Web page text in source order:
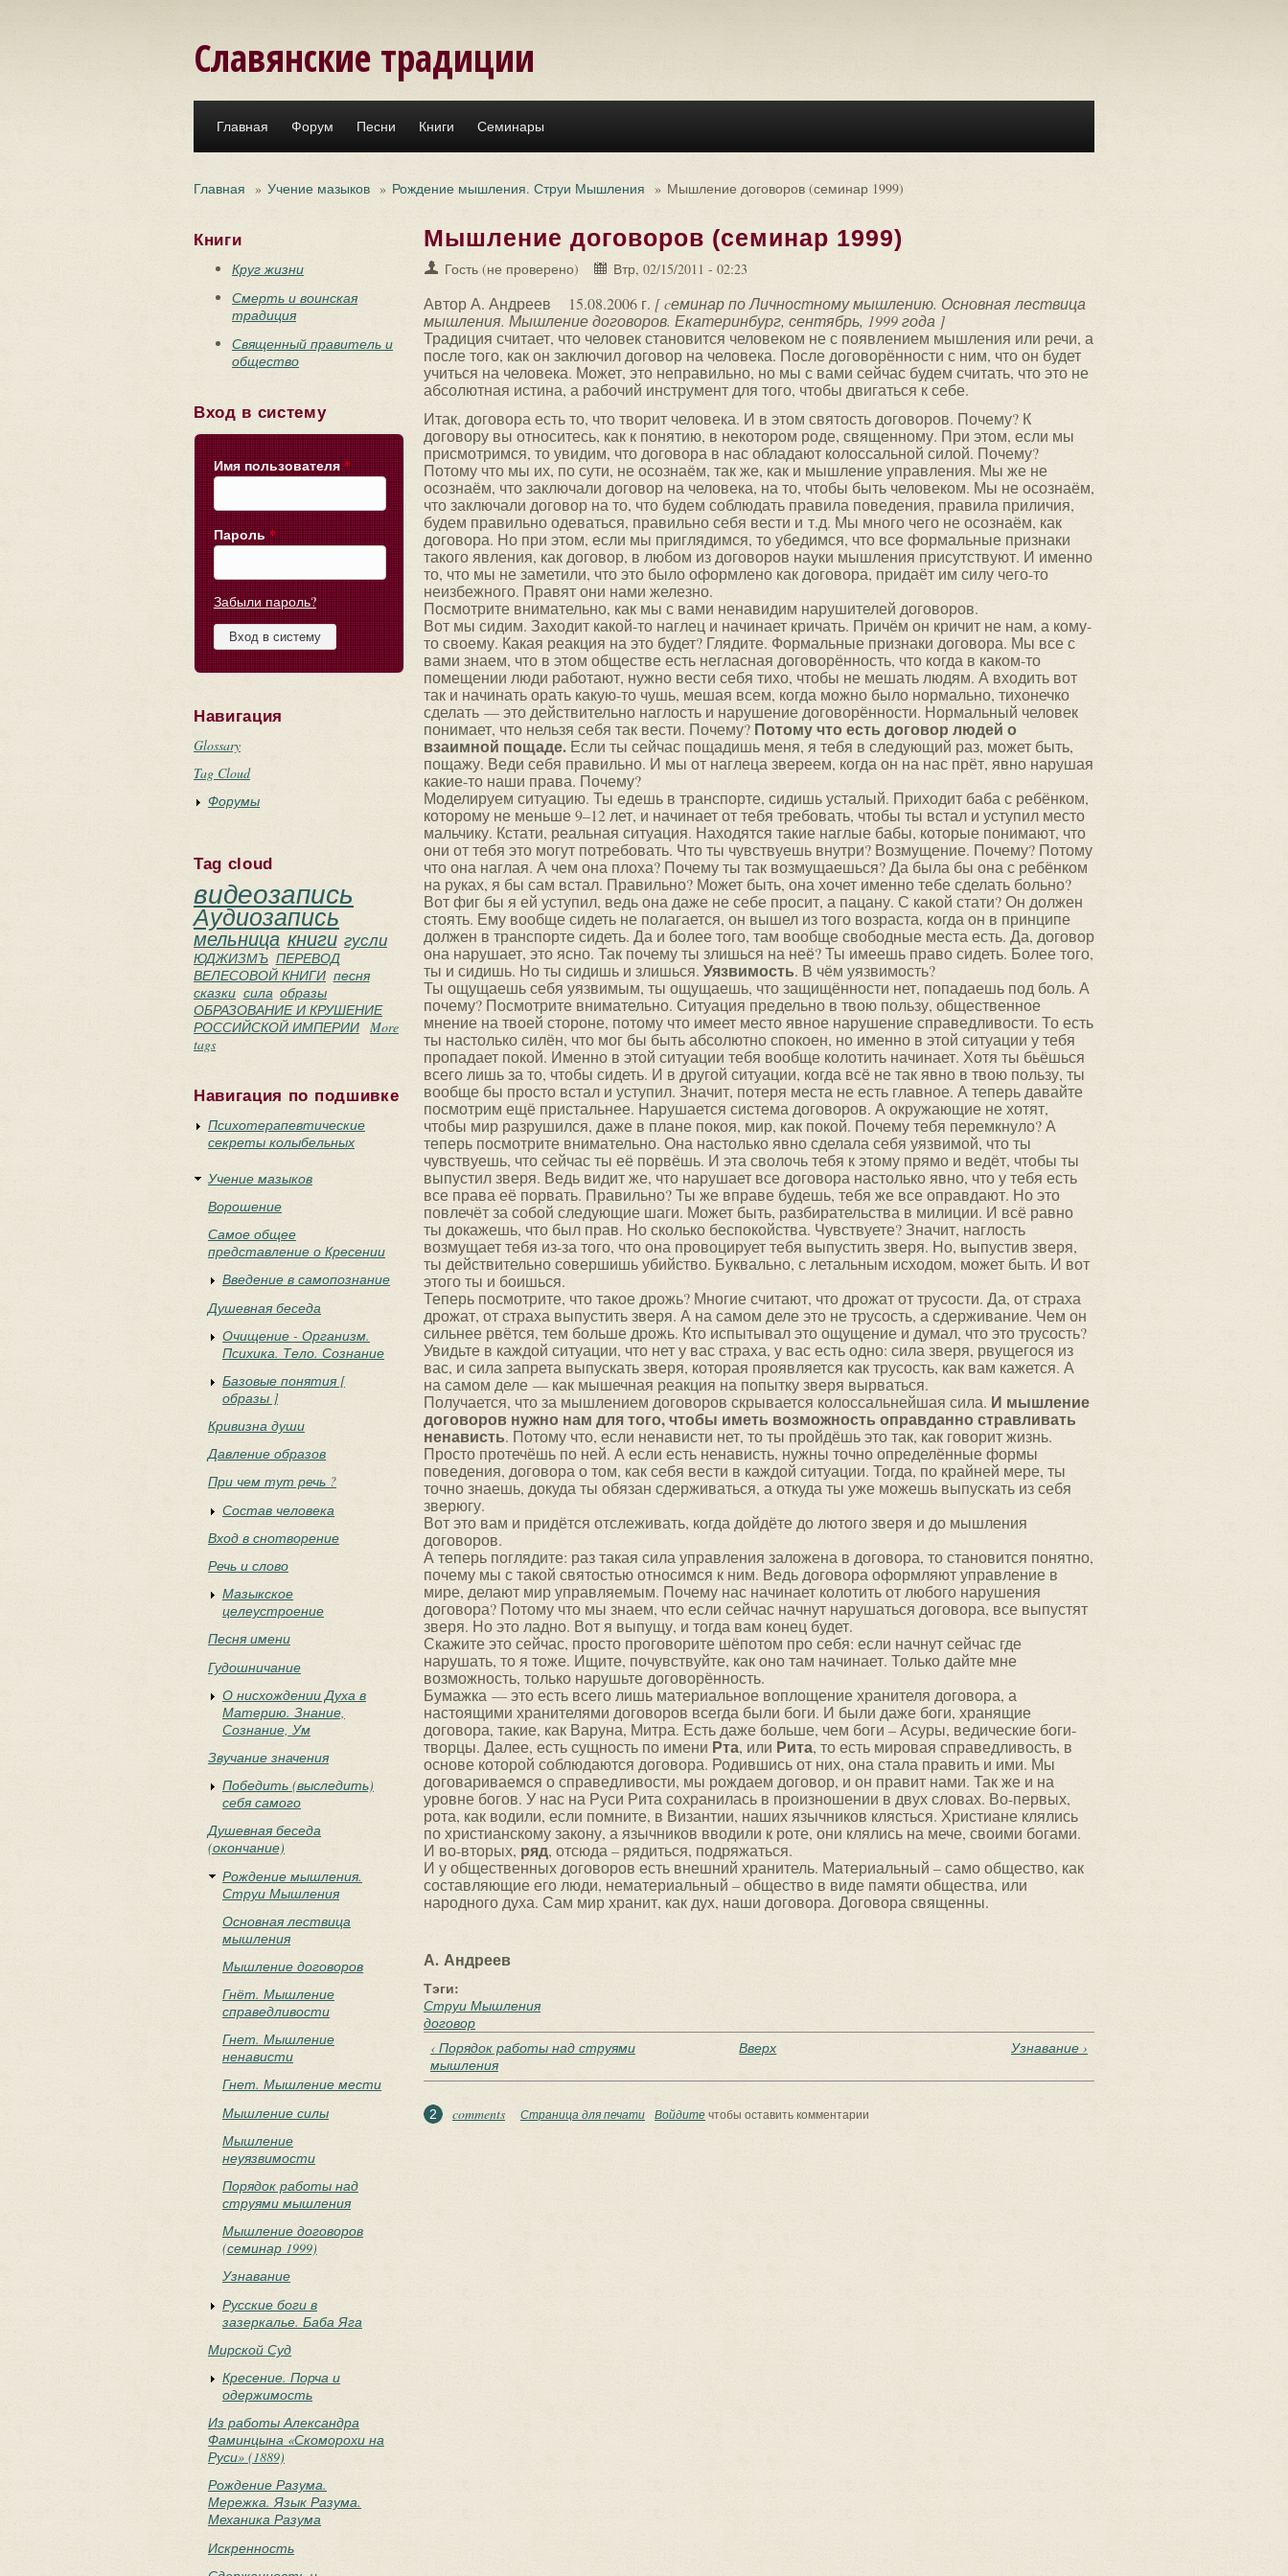
Славянские традиции
Главная Форум Песни Книги Семинары
Главная » Учение мазыков » Рождение мышления. Струи Мышления » Мышление договоров (семинар 1999)
Книги
Круг жизни
Смерть и воинская
традиция
Священный правитель и
общество
Вход в систему
Имя пользователя *
Пароль *
Забыли пароль?
Навигация
Glossary
Tag Cloud
Форумы
Tag cloud
видеозапись
Аудиозапись
мельница книги гусли
ЮДЖИЗМЪ ПЕРЕВОД
ВЕЛЕСОВОЙ КНИГИ песня
сказки сила образы
ОБРАЗОВАНИЕ И КРУШЕНИЕ
РОССИЙСКОЙ ИМПЕРИИ More
tags
Навигация по подшивке
Психотерапевтические
секреты колыбельных
Учение мазыков
Ворошение
Самое общее
представление о Кресении
Введение в самопознание
Душевная беседа
Очищение - Организм.
Психика. Тело. Сознание
Базовые понятия [
образы ]
Кривизна души
Давление образов
При чем тут речь ?
Состав человека
Вход в снотворение
Речь и слово
Мазыкское
целеустроение
Песня имени
Гудошничание
О нисхождении Духа в
Материю. Знание,
Сознание, Ум
Звучание значения
Победить (выследить)
себя самого
Душевная беседа
(окончание)
Рождение мышления.
Струи Мышления
Основная лествица
мышления
Мышление договоров
Гнёт. Мышление
справедливости
Гнет. Мышление
ненависти
Гнет. Мышление мести
Мышление силы
Мышление
неуязвимости
Порядок работы над
струями мышления
Мышление договоров
(семинар 1999)
Узнавание
Русские боги в
зазеркалье. Баба Яга
Мирской Суд
Кресение. Порча и
одержимость
Из работы Александра
Фаминцына «Скоморохи на
Руси» (1889)
Рождение Разума.
Мережка. Язык Разума.
Механика Разума
Искренность
Мышление договоров (семинар 1999)
Гость (не проверено) Втр, 02/15/2011 - 02:23
Автор А. Андреев 15.08.2006 г. [ cеминар по Личностному мышлению. Основная лествица
мышления. Мышление договоров. Екатеринбург, сентябрь, 1999 года ]
Традиция считает, что человек становится человеком не с появлением мышления или речи, а
после того, как он заключил договор на человека. После договорённости с ним, что он будет
учиться на человека. Может, это неправильно, но мы с вами сейчас будем считать, что это не
абсолютная истина, а рабочий инструмент для того, чтобы двигаться к себе.
Итак, договора есть то, что творит человека. И в этом святость договоров. Почему? К
договору вы относитесь, как к понятию, в некотором роде, священному. При этом, если мы
присмотримся, то увидим, что договора в нас обладают колоссальной силой. Почему?
Потому что мы их, по сути, не осознаём, так же, как и мышление управления. Мы же не
осознаём, что заключали договор на человека, на то, чтобы быть человеком. Мы не осознаём,
что заключали договор на то, что будем соблюдать правила поведения, правила приличия,
будем правильно одеваться, правильно себя вести и т.д. Мы много чего не осознаём, как
договора. Но при этом, если мы приглядимся, то убедимся, что все формальные признаки
такого явления, как договор, в любом из договоров науки мышления присутствуют. И именно
то, что мы не заметили, что это было оформлено как договора, придаёт им силу чего-то
неизбежного. Правят они нами железно.
Посмотрите внимательно, как мы с вами ненавидим нарушителей договоров.
Вот мы сидим. Заходит какой-то наглец и начинает кричать. Причём он кричит не нам, а кому-
то своему. Какая реакция на это будет? Глядите. Формальные признаки договора. Мы все с
вами знаем, что в этом обществе есть негласная договорённость, что когда в каком-то
помещении люди работают, нужно вести себя тихо, чтобы не мешать людям. А входить вот
так и начинать орать какую-то чушь, мешая всем, когда можно было нормально, тихонечко
сделать — это действительно наглость и нарушение договорённости. Нормальный человек
понимает, что нельзя себя так вести. Почему? Потому что есть договор людей о
взаимной пощаде. Если ты сейчас пощадишь меня, я тебя в следующий раз, может быть,
пощажу. Веди себя правильно. И мы от наглеца звереем, когда он на нас прёт, явно нарушая
какие-то наши права. Почему?
Моделируем ситуацию. Ты едешь в транспорте, сидишь усталый. Приходит баба с ребёнком,
которому не меньше 9–12 лет, и начинает от тебя требовать, чтобы ты встал и уступил место
мальчику. Кстати, реальная ситуация. Находятся такие наглые бабы, которые понимают, что
они от тебя это могут потребовать. Что ты чувствуешь внутри? Возмущение. Почему? Потому
что она наглая. А чем она плоха? Почему ты так возмущаешься? Да была бы она с ребёнком
на руках, я бы сам встал. Правильно? Может быть, она хочет именно тебе сделать больно?
Вот фиг бы я ей уступил, ведь она даже не себе просит, а пацану. С какой стати? Он должен
стоять. Ему вообще сидеть не полагается, он вышел из того возраста, когда он в принципе
должен в транспорте сидеть. Да и более того, там вообще свободные места есть. Да, договор
она нарушает, это ясно. Так почему ты злишься на неё? Ты имеешь право сидеть. Более того,
ты и сидишь. Но ты сидишь и злишься. Уязвимость. В чём уязвимость?
Ты ощущаешь себя уязвимым, ты ощущаешь, что защищённости нет, попадаешь под боль. А
почему? Посмотрите внимательно. Ситуация предельно в твою пользу, общественное
мнение на твоей стороне, потому что имеет место явное нарушение справедливости. То есть
ты настолько силён, что мог бы быть абсолютно спокоен, но именно в этой ситуации у тебя
пропадает покой. Именно в этой ситуации тебя вообще колотить начинает. Хотя ты бьёшься
всего лишь за то, чтобы сидеть. И в другой ситуации, когда всё не так явно в твою пользу, ты
вообще бы просто встал и уступил. Значит, потеря места не есть главное. А теперь давайте
посмотрим ещё пристальнее. Нарушается система договоров. А окружающие не хотят,
чтобы мир разрушился, даже в плане покоя, мир, как покой. Почему тебя перемкнуло? А
теперь посмотрите внимательно. Она настолько явно сделала себя уязвимой, что ты
чувствуешь, что сейчас ты её порвёшь. И эта сволочь тебя к этому прямо и ведёт, чтобы ты
выпустил зверя. Ведь видит же, что нарушает все договора настолько явно, что у тебя есть
все права её порвать. Правильно? Ты же вправе будешь, тебя же все оправдают. Но это
повлечёт за собой следующие шаги. Может быть, разбирательства в милиции. И всё равно
ты докажешь, что был прав. Но сколько беспокойства. Чувствуете? Значит, наглость
возмущает тебя из-за того, что она провоцирует тебя выпустить зверя. Но, выпустив зверя,
ты действительно совершишь убийство. Буквально, с летальным исходом, может быть. И вот
этого ты и боишься.
Теперь посмотрите, что такое дрожь? Многие считают, что дрожат от трусости. Да, от страха
дрожат, от страха выпустить зверя. А на самом деле это не трусость, а сдерживание. Чем он
сильнее рвётся, тем больше дрожь. Кто испытывал это ощущение и думал, что это трусость?
Увидьте в каждой ситуации, что нет у вас страха, у вас есть одно: сила зверя, рвущегося из
вас, и сила запрета выпускать зверя, которая проявляется как трусость, как вам кажется. А
на самом деле — как мышечная реакция на попытку зверя вырваться.
Получается, что за мышлением договоров скрывается колоссальнейшая сила. И мышление
договоров нужно нам для того, чтобы иметь возможность оправданно стравливать
ненависть. Потому что, если ненависти нет, то ты пройдёшь это так, как говорит жизнь.
Просто протечёшь по ней. А если есть ненависть, нужны точно определённые формы
поведения, договора о том, как себя вести в каждой ситуации. Тогда, по крайней мере, ты
точно знаешь, докуда ты обязан сдерживаться, а откуда ты уже можешь выпускать из себя
зверюгу.
Вот это вам и придётся отслеживать, когда дойдёте до лютого зверя и до мышления
договоров.
А теперь поглядите: раз такая сила управления заложена в договора, то становится понятно,
почему мы с такой святостью относимся к ним. Ведь договора оформляют управление в
мире, делают мир управляемым. Почему нас начинает колотить от любого нарушения
договора? Потому что мы знаем, что если сейчас начнут нарушаться договора, все выпустят
зверя. Но это ладно. Вот я выпущу, и тогда вам конец будет.
Скажите это сейчас, просто проговорите шёпотом про себя: если начнут сейчас где
нарушать, то я тоже. Ищите, почувствуйте, как оно там начинает. Только дайте мне
возможность, только нарушьте договорённость.
Бумажка — это есть всего лишь материальное воплощение хранителя договора, а
настоящими хранителями договоров всегда были боги. И были даже боги, хранящие
договора, такие, как Варуна, Митра. Есть даже больше, чем боги – Асуры, ведические боги-
творцы. Далее, есть сущность по имени Рта, или Рита, то есть мировая справедливость, в
основе которой соблюдаются договора. Родившись от них, она стала править и ими. Мы
договариваемся о справедливости, мы рождаем договор, и он правит нами. Так же и на
уровне богов. У нас на Руси Рита сохранилась в произношении в двух словах. Во-первых,
рота, как водили, если помните, в Византии, наших язычников клясться. Христиане клялись
по христианскому закону, а язычников вводили к роте, они клялись на мече, своими богами.
И во-вторых, ряд, отсюда – рядиться, подряжаться.
И у общественных договоров есть внешний хранитель. Материальный – само общество, как
составляющие его люди, нематериальный – общество в виде памяти общества, или
народного духа. Сам мир хранит, как дух, наши договора. Договора священны.
А. Андреев
Тэги:
Струи Мышления
договор
‹ Порядок работы над струями
мышления
Вверх Узнавание ›
2 comments Страница для печати Войдитечтобы оставить комментарии